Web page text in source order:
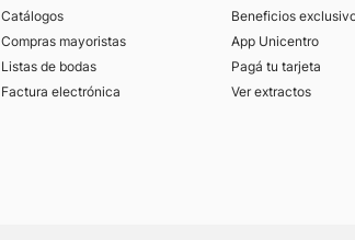
Catálogos
Compras mayoristas
Listas de bodas
Factura electrónica
Beneficios
App Unicentro
Pagá tu tarjeta
Ver extractos